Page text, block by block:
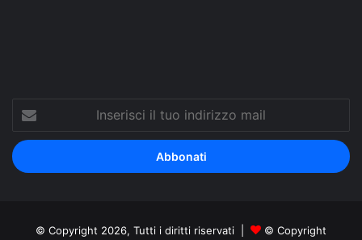
tuo
indirizzo
mail
© Copyright 2026, Tutti i diritti riservati |
© Copyright